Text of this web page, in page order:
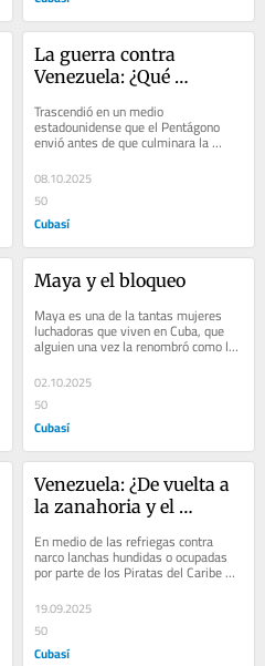
La guerra contra
Venezuela: ¿Qué
Trascendió en un medio
estadounidense que el Pentágono
envió antes de que culminara la
pasada semana, una nota declarando
que Estados Unidos de...
08.10.2025
50
Cubasí
Maya y el bloqueo
Maya es una de la tantas mujeres
luchadoras que viven en Cuba, que
alguien una vez la renombró como la
Isla Grande, justamente por tener
féminas...
02.10.2025
50
Cubasí
Venezuela: ¿De vuelta a
la zanahoria y el
En medio de las refriegas contra
narco lanchas hundidas o ocupadas
por parte de los Piratas del Caribe
2.0, es decir el contingente
aeronaval...
19.09.2025
50
Cubasí